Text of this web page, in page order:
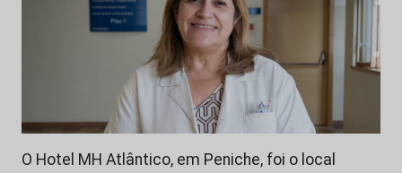
O Hotel MH Atlântico, em Peniche, foi o local